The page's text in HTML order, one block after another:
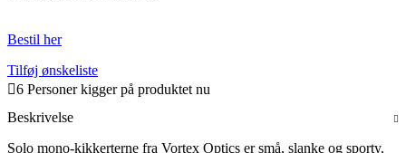
Bestil her
Tilføj ønskeliste
6 Personer kigger på produktet nu
Beskrivelse
Solo mono-kikkerterne fra Vortex Optics er små, slanke og sporty.